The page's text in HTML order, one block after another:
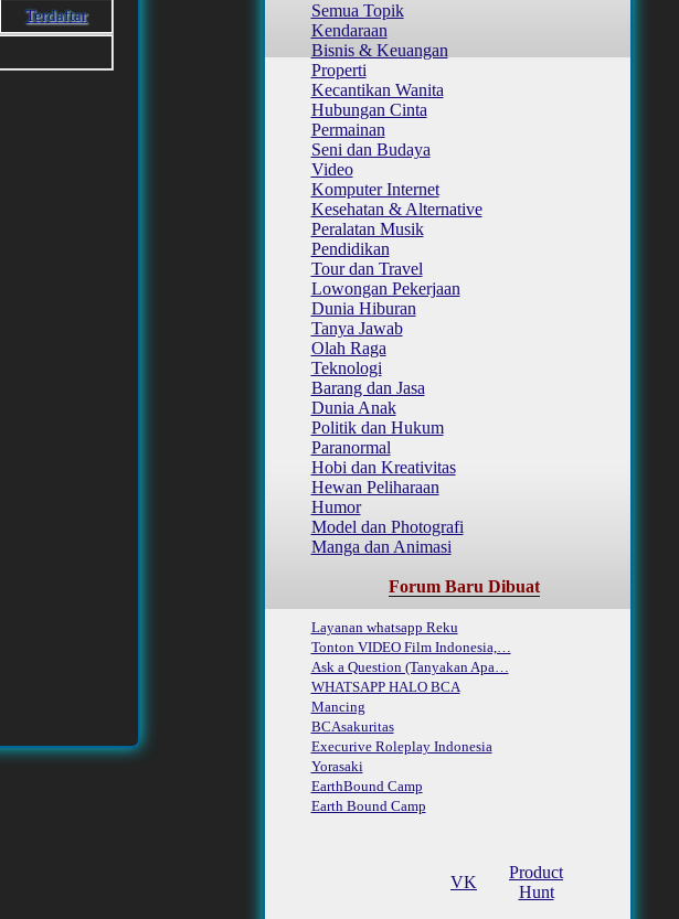
Terdaftar
Semua Topik
Kendaraan
Bisnis & Keuangan
Properti
Kecantikan Wanita
Hubungan Cinta
Permainan
Seni dan Budaya
Video
Komputer Internet
Kesehatan & Alternative
Peralatan Musik
Pendidikan
Tour dan Travel
Lowongan Pekerjaan
Dunia Hiburan
Tanya Jawab
Olah Raga
Teknologi
Barang dan Jasa
Dunia Anak
Politik dan Hukum
Paranormal
Hobi dan Kreativitas
Hewan Peliharaan
Humor
Model dan Photografi
Manga dan Animasi
Forum Baru Dibuat
Layanan whatsapp Reku
Tonton VIDEO Film Indonesia,…
Ask a Question (Tanyakan Apa…
WHATSAPP HALO BCA
Mancing
BCAsakuritas
Execurive Roleplay Indonesia
Yorasaki
EarthBound Camp
Earth Bound Camp
VK
Product
Hunt